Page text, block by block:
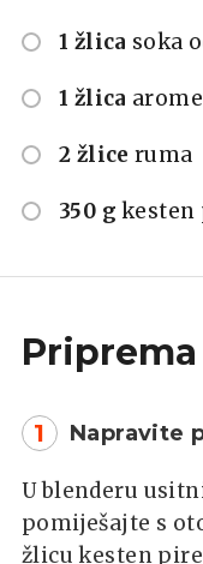
1 žlica soka
1 žlica
2 žlice ruma
350 g kesten
Priprema
1 Napravite
U blenderu
pomiješajte s
žlicu kesten